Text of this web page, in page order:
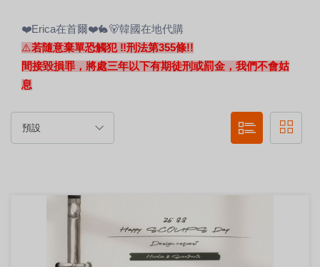
❤️Erica在首爾❤️🐇🐻韓國在地代購
⚠️若隨意棄單恐觸犯 ‼刑法第355條!!
間接毀損罪，將處三年以下有期徒刑或罰金，我們不會姑
息